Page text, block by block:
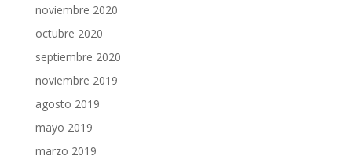
noviembre 2020
octubre 2020
septiembre 2020
noviembre 2019
agosto 2019
mayo 2019
marzo 2019